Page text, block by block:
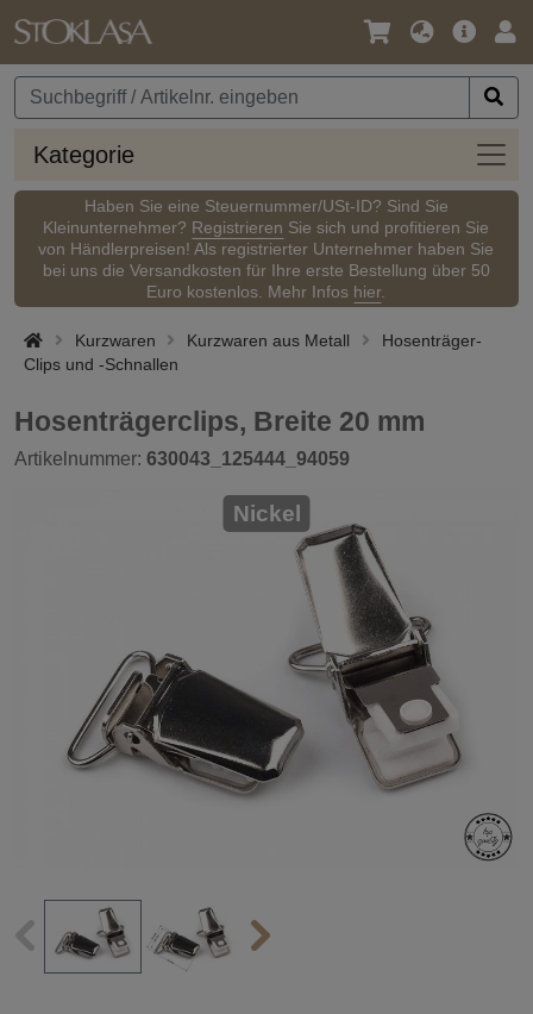
Sprache
Währung
Kategorie
Haben Sie eine Steuernummer/USt-ID? Sind Sie
Kleinunternehmer? Registrieren Sie sich und profitieren Sie
von Händlerpreisen! Als registrierter Unternehmer haben Sie
bei uns die Versandkosten für Ihre erste Bestellung über 50
Euro kostenlos. Mehr Infos hier.
Kurzwaren Kurzwaren aus Metall
Hosenträger-
Clips und -Schnallen
Hosenträgerclips, Breite 20 mm
Artikelnummer: 630043_125444_94059
Nickel